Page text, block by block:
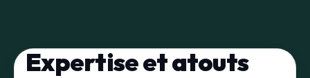
Expertise et atouts